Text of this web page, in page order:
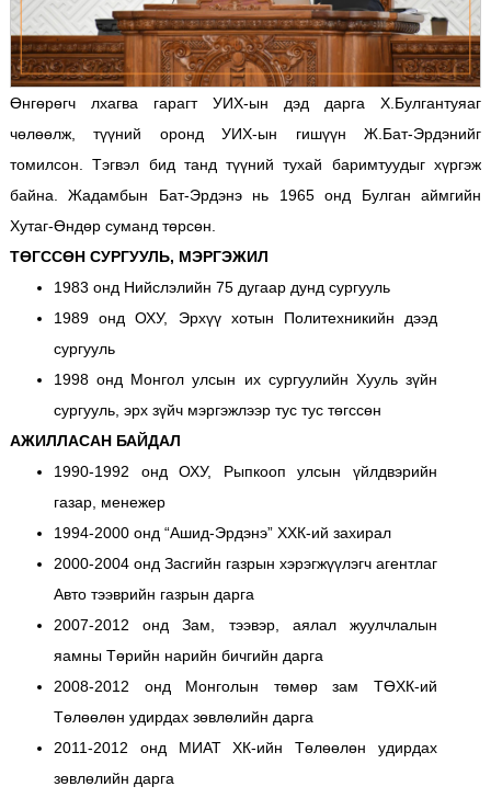
Өнгөрөгч лхагва гарагт УИХ-ын дэд дарга Х.Булгантуяаг
чөлөөлж, түүний оронд УИХ-ын гишүүн Ж.Бат-Эрдэнийг
томилсон. Тэгвэл бид танд түүний тухай баримтуудыг хүргэж
байна. Жадамбын Бат-Эрдэнэ нь 1965 онд Булган аймгийн
Хутаг-Өндөр суманд төрсөн.
ТӨГССӨН СУРГУУЛЬ, МЭРГЭЖИЛ
1983 онд Нийслэлийн 75 дугаар дунд сургууль
1989 онд ОХУ, Эрхүү хотын Политехникийн дээд
сургууль
1998 онд Монгол улсын их сургуулийн Хууль зүйн
сургууль, эрх зүйч мэргэжлээр тус тус төгссөн
АЖИЛЛАСАН БАЙДАЛ
1990-1992 онд ОХУ, Рыпкооп улсын үйлдвэрийн
газар, менежер
1994-2000 онд “Ашид-Эрдэнэ” ХХК-ий захирал
2000-2004 онд Засгийн газрын хэрэгжүүлэгч агентлаг
Авто тээврийн газрын дарга
2007-2012 онд Зам, тээвэр, аялал жуулчлалын
яамны Төрийн нарийн бичгийн дарга
2008-2012 онд Монголын төмөр зам ТӨХК-ий
Төлөөлөн удирдах зөвлөлийн дарга
2011-2012 онд МИАТ ХК-ийн Төлөөлөн удирдах
зөвлөлийн дарга